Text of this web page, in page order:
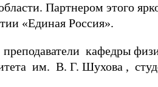
Партнером этого
«Единая Россия».
кафедры
им. В. Г. Шухова ,